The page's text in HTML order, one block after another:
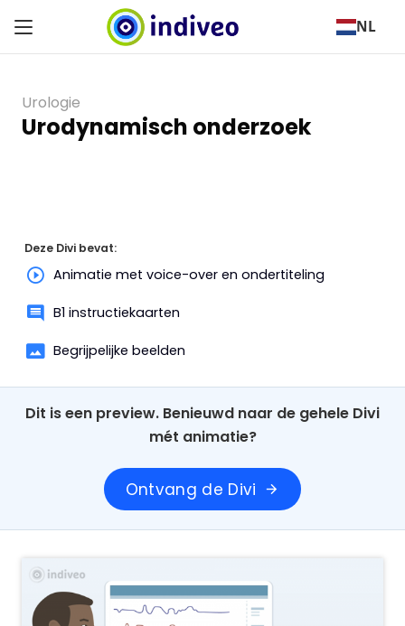
NL
Urologie
Urodynamisch onderzoek
Deze Divi bevat:
Animatie met voice-over en ondertiteling
B1 instructiekaarten
Begrijpelijke beelden
Dit is een preview. Benieuwd naar de gehele Divi
mét animatie?
Ontvang de Divi arrow_forward